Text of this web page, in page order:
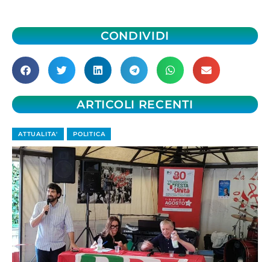
CONDIVIDI
ARTICOLI RECENTI
ATTUALITA' POLITICA